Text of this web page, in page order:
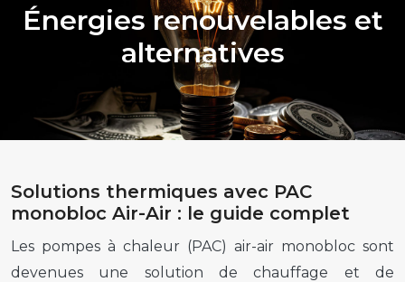
Énergies renouvelables et
alternatives
Solutions thermiques avec PAC
monobloc Air-Air : le guide complet
Les pompes à chaleur (PAC) air-air monobloc sont
devenues une solution de chauffage et de